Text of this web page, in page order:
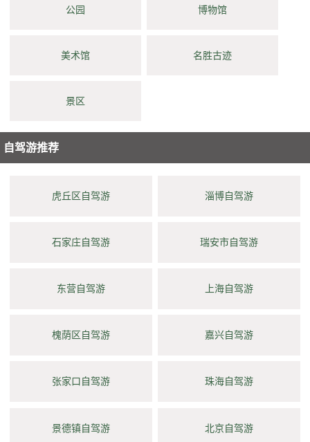
公园 博物馆
美术馆 名胜古迹
景区
自驾游推荐
虎丘区自驾游 淄博自驾游
石家庄自驾游 瑞安市自驾游
东营自驾游 上海自驾游
槐荫区自驾游 嘉兴自驾游
张家口自驾游 珠海自驾游
景德镇自驾游 北京自驾游